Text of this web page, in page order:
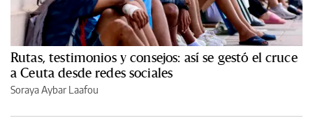
Rutas, testimonios y consejos: así se gestó el cruce
a Ceuta desde redes sociales
Soraya Aybar Laafou